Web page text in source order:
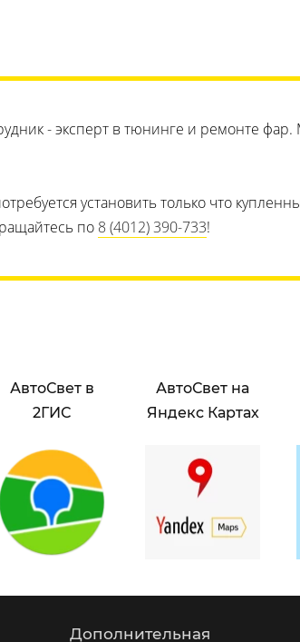
- эксперт в тюнинге и ремонте
установить только что
по 8 (4012) 390-733!
АвтоСвет в
2ГИС
АвтоСвет на
Яндекс Картах
Дополнительная